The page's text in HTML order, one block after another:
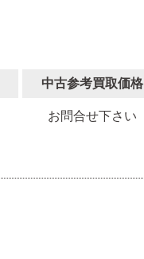
中古参考買取価格
お問合せ下さい